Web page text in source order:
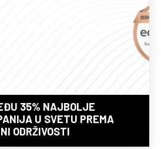
35% NAJBOLJE
U SVETU PREMA
ODRŽIVOSTI